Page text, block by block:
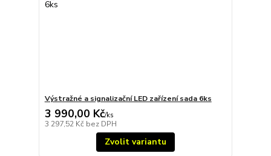
Výstražné a signalizační LED zařízení sada 6ks
3 990,00 Kč/ks
3 297,52 Kč bez DPH
Zvolit variantu